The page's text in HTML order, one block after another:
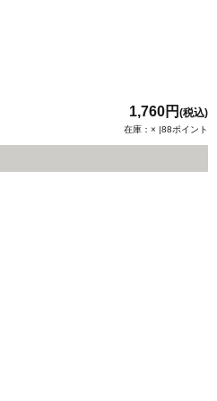
1,760円 (税込)
在庫：× |88ポイント